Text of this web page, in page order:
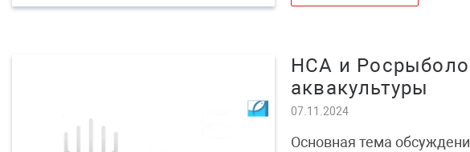
НСА и
аквакультуры
07.11.2024
Основная тема